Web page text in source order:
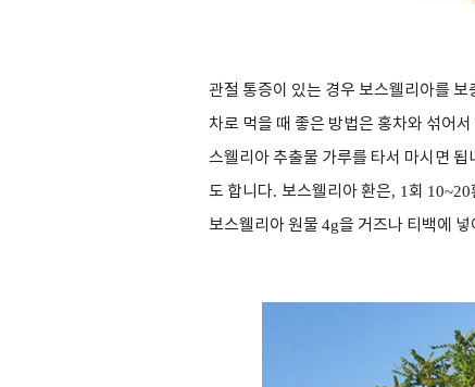
관절 통증이 있는 경우 보스웰리아를
차로 먹을 때 좋은 방법은 홍차와 섞어
스웰리아 추출물 가루를 타서 마시면 됩
도 합니다. 보스웰리아 환은, 1회 10~20
보스웰리아 원물 4g을 거즈나 티백에 넣